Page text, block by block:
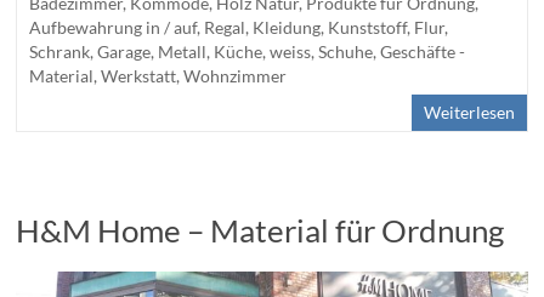
Aufbewahrung in / auf, Regal, Kleidung, Kunststoff, Flur,
Schrank,Garage, Metall, Küche,weiss,Schuhe,Geschäfte -
Material,Werkstatt,Wohnzimmer
Weiterlesen
H&M Home – Material für Ordnung